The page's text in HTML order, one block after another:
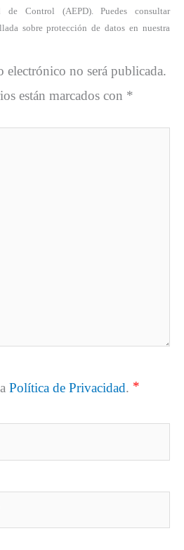
de Control (AEPD). Puedes consultar
sobre protección de datos en nuestra
electrónico no será publicada.
están marcados con *
Política de Privacidad. *